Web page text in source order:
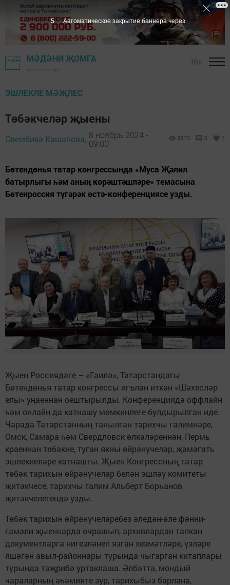
МӘДӘНИ ҖОМГА
ЭШЛЕКЛЕ МӘҖЛЕС
Төбәкчеләр җыены
Сөембикә Кашапова, 8 ноябрь 2024 -
09:00
8870 0 1
Бөтендөнья татар конгрессында «Муса Җәлил
батырлыгы һәм аның көрәштәшләре» темасына
Бөтенроссия түгәрәк өстә-конференциясе узды.
Җыен Россиядәге – «Гаилә», Татарстандагы
Бөтендөнья татар конгрессы игълан иткән «Шәхесләр
елы» уңаеннан оештырылды. Конференциядә оффлайн
һәм онлайн да катнашу мөмкинлеге булдырылган иде.
Чарада Татарстанның танылган тарихчы галимнәре,
Омск, Самара һәм Свердловск өлкәләреннән, Пермь
краеннан төбәкне, туган якны өйрәнүчеләр, җәмәгать
эшлеклеләре катнашты. Җыен Конгрессның татар
төбәк тарихын өйрәнүчеләр белән эшләү комитеты
җитәкчесе, тарихчы галим Альберт Борһанов
җитәкчелегендә узды.
Төбәк тарихын өйрәнүчеләребез әледән-әле фәнни-
гамәли җыеннарда очрашып, архивлардан тапкан
документларга нигезләнеп язган хезмәтләре, үзләре
яшәгән авыл-районнары турында чыгарган китаплары
турында тәҗрибә уртаклаша. Әлбәттә, мондый
чараларның әһәмияте зур, тарихыбыз барлана,
4 Автоматическое закрытие баннера через